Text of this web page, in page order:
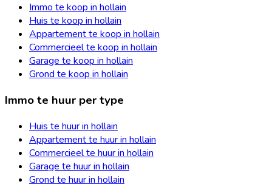
Immo te koop in hollain
Huis te koop in hollain
Appartement te koop in hollain
Commercieel te koop in hollain
Garage te koop in hollain
Grond te koop in hollain
Immo te huur per type
Huis te huur in hollain
Appartement te huur in hollain
Commercieel te huur in hollain
Garage te huur in hollain
Grond te huur in hollain